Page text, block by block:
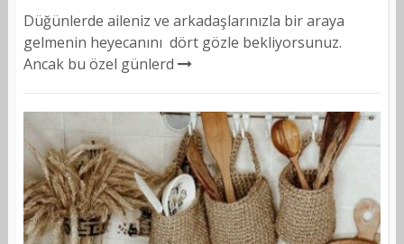
Düğünlerde aileniz ve arkadaşlarınızla bir araya
gelmenin heyecanını dört gözle bekliyorsunuz.
Ancak bu özel günlerd